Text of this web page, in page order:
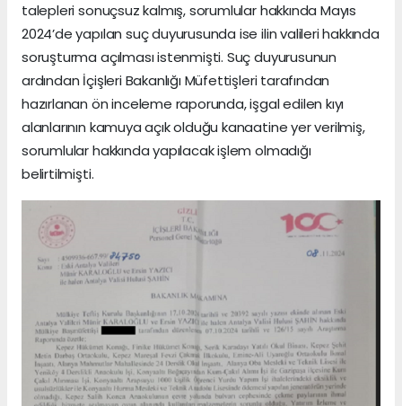
talepleri sonuçsuz kalmış, sorumlular hakkında Mayıs
2024’de yapılan suç duyurusunda ise ilin valileri hakkında
soruşturma açılması istenmişti. Suç duyurusunun
ardından İçişleri Bakanlığı Müfettişleri tarafından
hazırlanan ön inceleme raporunda, işgal edilen kıyı
alanlarının kamuya açık olduğu kanaatine yer verilmiş,
sorumlular hakkında yapılacak işlem olmadığı
belirtilmişti.